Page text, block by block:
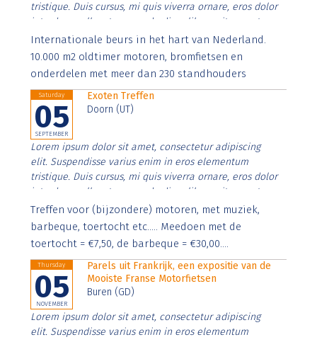
tristique. Duis cursus, mi quis viverra ornare, eros dolor
interdum nulla, ut commodo diam libero vitae erat.
Aenean faucibus nibh et justo cursus id rutrum lorem
imperdiet. Nunc ut sem vitae risus tristique posuere.
Internationale beurs in het hart van Nederland.
10.000 m2 oldtimer motoren, bromfietsen en
onderdelen met meer dan 230 standhouders
Saturday
05
SEPTEMBER
Exoten Treffen
Doorn (UT)
Lorem ipsum dolor sit amet, consectetur adipiscing
elit. Suspendisse varius enim in eros elementum
tristique. Duis cursus, mi quis viverra ornare, eros dolor
interdum nulla, ut commodo diam libero vitae erat.
Aenean faucibus nibh et justo cursus id rutrum lorem
imperdiet. Nunc ut sem vitae risus tristique posuere.
Treffen voor (bijzondere) motoren, met muziek,
barbeque, toertocht etc..... Meedoen met de
toertocht = €7,50, de barbeque = €30,00....
Thursday
05
NOVEMBER
Parels uit Frankrijk, een expositie van de
Mooiste Franse Motorfietsen
Buren (GD)
Lorem ipsum dolor sit amet, consectetur adipiscing
elit. Suspendisse varius enim in eros elementum